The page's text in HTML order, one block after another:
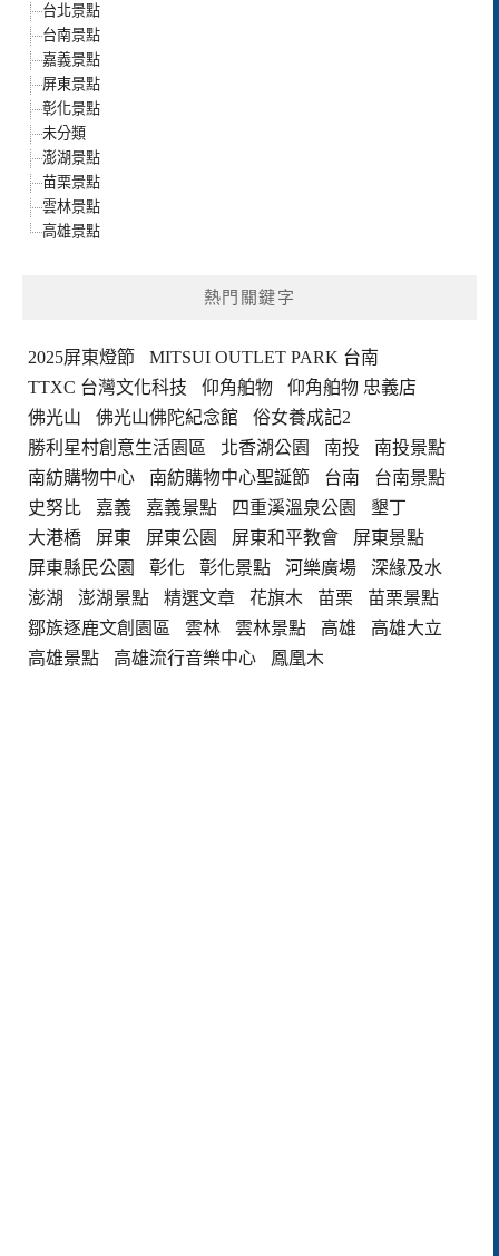
台北景點
台南景點
嘉義景點
屏東景點
彰化景點
未分類
澎湖景點
苗栗景點
雲林景點
高雄景點
熱門關鍵字
2025屏東燈節
MITSUI OUTLET PARK 台南
TTXC 台灣文化科技
仰角舶物
仰角舶物 忠義店
佛光山
佛光山佛陀紀念館
俗女養成記2
勝利星村創意生活園區
北香湖公園 南投
南投景點
南紡購物中心
南紡購物中心聖誕節 台南
台南景點
史努比
嘉義 嘉義景點 四重溪溫泉公園
墾丁
大港橋
屏東 屏東公園 屏東和平教會
屏東景點
屏東縣民公園
彰化 彰化景點 河樂廣場
深緣及水
澎湖
澎湖景點 精選文章 花旗木 苗栗
苗栗景點
鄒族逐鹿文創園區
雲林 雲林景點 高雄
高雄大立
高雄景點
高雄流行音樂中心 鳳凰木